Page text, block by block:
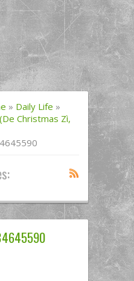
» Daily Life »
Christmas Zì,